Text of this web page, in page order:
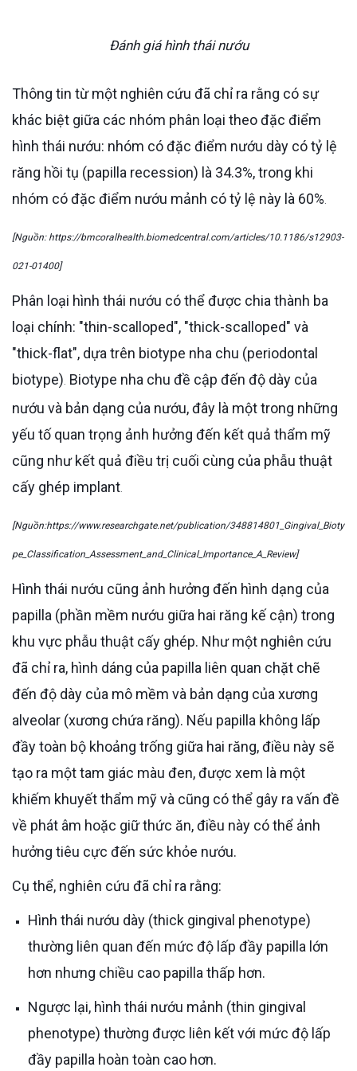
Đánh giá hình thái nướu
Thông tin từ một nghiên cứu đã chỉ ra rằng có sự
khác biệt giữa các nhóm phân loại theo đặc điểm
hình thái nướu: nhóm có đặc điểm nướu dày có tỷ lệ
răng hồi tụ (papilla recession) là 34.3%, trong khi
nhóm có đặc điểm nướu mảnh có tỷ lệ này là 60%​.
[Nguồn: https://bmcoralhealth.biomedcentral.com/articles/10.1186/s12903-
021-01400]
Phân loại hình thái nướu có thể được chia thành ba
loại chính: "thin-scalloped", "thick-scalloped" và
"thick-flat", dựa trên biotype nha chu (periodontal
biotype)​. Biotype nha chu đề cập đến độ dày của
nướu và bản dạng của nướu, đây là một trong những
yếu tố quan trọng ảnh hưởng đến kết quả thẩm mỹ
cũng như kết quả điều trị cuối cùng của phẫu thuật
cấy ghép implant​.
[Nguồn:https://www.researchgate.net/publication/348814801_Gingival_Bioty
pe_Classification_Assessment_and_Clinical_Importance_A_Review]
Hình thái nướu cũng ảnh hưởng đến hình dạng của
papilla (phần mềm nướu giữa hai răng kế cận) trong
khu vực phẫu thuật cấy ghép. Như một nghiên cứu
đã chỉ ra, hình dáng của papilla liên quan chặt chẽ
đến độ dày của mô mềm và bản dạng của xương
alveolar (xương chứa răng). Nếu papilla không lấp
đầy toàn bộ khoảng trống giữa hai răng, điều này sẽ
tạo ra một tam giác màu đen, được xem là một
khiếm khuyết thẩm mỹ và cũng có thể gây ra vấn đề
về phát âm hoặc giữ thức ăn, điều này có thể ảnh
hưởng tiêu cực đến sức khỏe nướu.
Cụ thể, nghiên cứu đã chỉ ra rằng:
Hình thái nướu dày (thick gingival phenotype)
thường liên quan đến mức độ lấp đầy papilla lớn
hơn nhưng chiều cao papilla thấp hơn.
Ngược lại, hình thái nướu mảnh (thin gingival
phenotype) thường được liên kết với mức độ lấp
đầy papilla hoàn toàn cao hơn.